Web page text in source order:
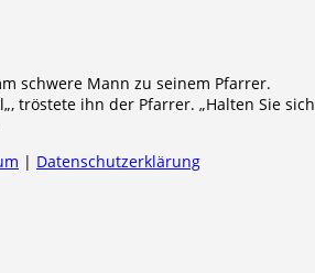
schwere Mann zu seinem Pfarrer.
tröstete ihn der Pfarrer. „Halten Sie sich
| Datenschutzerklärung